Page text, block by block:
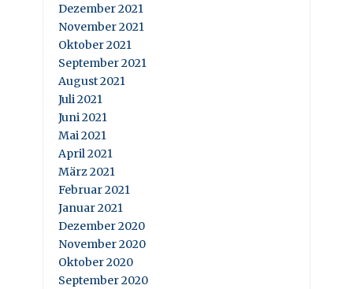
Dezember 2021
November 2021
Oktober 2021
September 2021
August 2021
Juli 2021
Juni 2021
Mai 2021
April 2021
März 2021
Februar 2021
Januar 2021
Dezember 2020
November 2020
Oktober 2020
September 2020